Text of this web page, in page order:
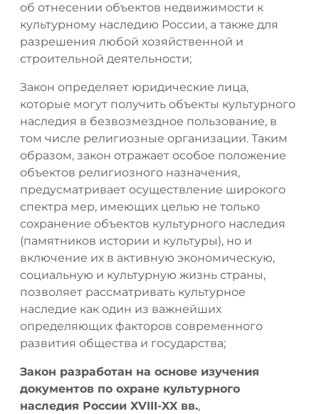
об отнесении объектов недвижимости к
культурному наследию России, а также для
разрешения любой хозяйственной и
строительной деятельности;
Закон определяет юридические лица,
которые могут получить объекты культурного
наследия в безвозмездное пользование, в
том числе религиозные организации. Таким
образом, закон отражает особое положение
объектов религиозного назначения,
предусматривает осуществление широкого
спектра мер, имеющих целью не только
сохранение объектов культурного наследия
(памятников истории и культуры), но и
включение их в активную экономическую,
социальную и культурную жизнь страны,
позволяет рассматривать культурное
наследие как один из важнейших
определяющих факторов современного
развития общества и государства;
Закон разработан на основе изучения
документов по охране культурного
наследия России XVIII-XX вв.,